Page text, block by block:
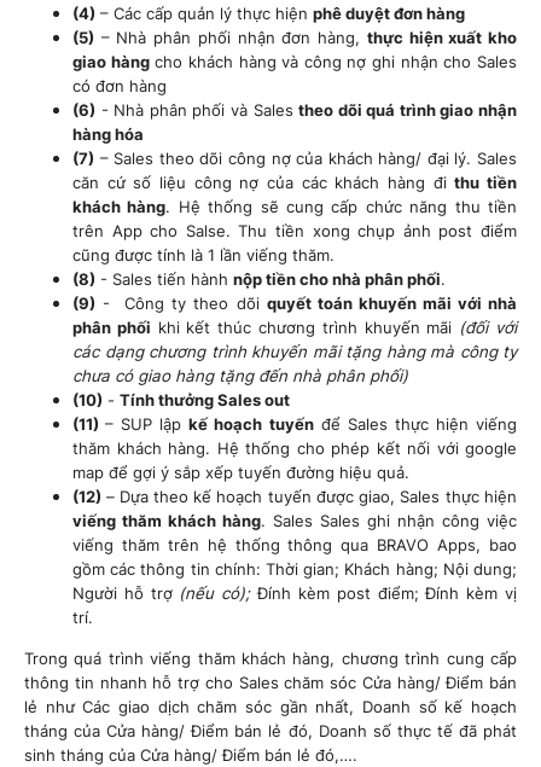
(4) – Các cấp quản lý thực hiện phê duyệt đơn hàng
(5) – Nhà phân phối nhận đơn hàng, thực hiện xuất kho
giao hàngcho khách hàng và công nợ ghi nhận cho Sales
có đơn hàng
(6) - Nhà phân phối và Salestheo dõi quá trình giao nhận
hàng hóa
(7) – Sales theo dõi công nợ của khách hàng/ đại lý. Sales
căn cứ số liệu công nợ của các khách hàng đithu tiền
khách hàng. Hệ thống sẽ cung cấp chức năng thu tiền
trên App cho Salse. Thu tiền xong chụp ảnh post điểm
cũng được tính là 1 lần viếng thăm.
(8) - Sales tiến hành nộp tiền cho nhà phân phối.
(9) - Công ty theo dõi quyết toán khuyến mãi với nhà
phân phối khi kết thúc chương trình khuyến mãi (đối với
các dạng chương trình khuyến mãi tặng hàng mà công ty
chưa có giao hàng tặng đến nhà phân phối)
(10) - Tính thưởng Sales out
(11)– SUP lậpkế hoạch tuyếnđể Sales thực hiện viếng
thăm khách hàng. Hệ thống cho phép kết nối với google
map để gợi ý sắp xếp tuyến đường hiệu quả.
(12) – Dựa theo kế hoạch tuyến được giao, Sales thực hiện
viếng thăm khách hàng. Sales Sales ghi nhận công việc
viếng thăm trên hệ thống thông qua BRAVO Apps, bao
gồm các thông tin chính: Thời gian; Khách hàng; Nội dung;
Người hỗ trợ (nếu có);Đính kèm post điểm; Đính kèm vị
trí.
Trong quá trình viếng thăm khách hàng, chương trình cung cấp
thông tin nhanh hỗ trợ cho Sales chăm sóc Cửa hàng/ Điểm bán
lẻ như Các giao dịch chăm sóc gần nhất, Doanh số kế hoạch
tháng của Cửa hàng/ Điểm bán lẻ đó, Doanh số thực tế đã phát
sinh tháng của Cửa hàng/ Điểm bán lẻ đó,….